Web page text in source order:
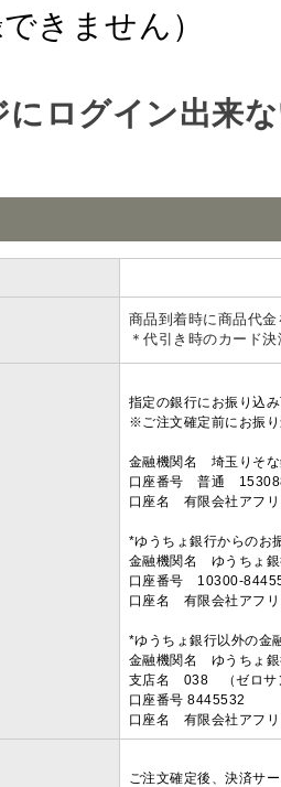
きません）
にログイン出来
商品到着時に商品代
＊代引き時のカード
指定の銀行にお振り込
※ご注文確定前にお振
金融機関名 埼玉りそ
口座番号 普通
口座名 有限会社アフ
*ゆうちょ銀行からのお
金融機関名 ゆうちょ
口座番号 10300-
口座名 有限会社アフ
*ゆうちょ銀行以外の金
金融機関名 ゆうちょ
支店名 038 （ゼロサ
口座番号 8445532
口座名 有限会社アフ
ご注文確定後、決済サ